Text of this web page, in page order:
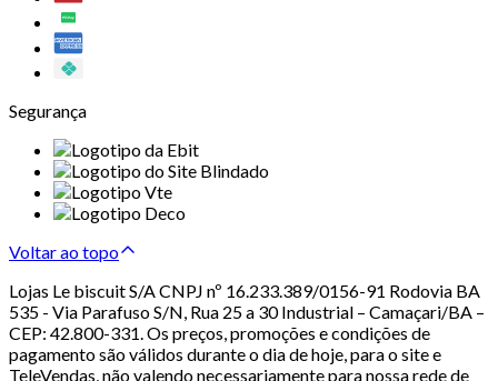
Segurança
Voltar ao topo
Lojas Le biscuit S/A CNPJ nº 16.233.389/0156-91 Rodovia BA
535 - Via Parafuso S/N, Rua 25 a 30 Industrial – Camaçari/BA –
CEP: 42.800-331. Os preços, promoções e condições de
pagamento são válidos durante o dia de hoje, para o site e
TeleVendas, não valendo necessariamente para nossa rede de